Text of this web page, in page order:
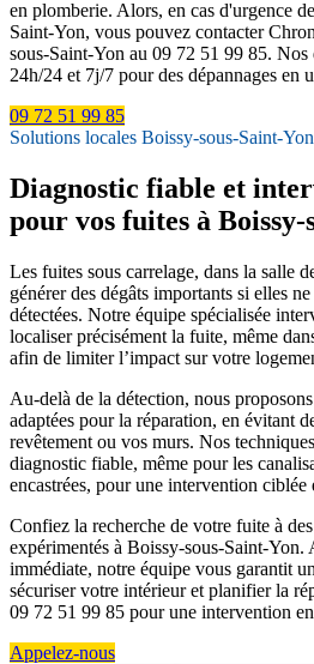
en plomberie. Alors, en cas d'urgence
Saint-Yon, vous pouvez contacter
sous-Saint-Yon au 09 72 51 99 85. Nos
24h/24 et 7j/7 pour des dépannages en
09 72 51 99 85
Solutions locales Boissy-sous-Saint-Yon
Diagnostic fiable et
pour vos fuites à Boissy-
Les fuites sous carrelage, dans la salle
générer des dégâts importants si elles
détectées. Notre équipe spécialisée
localiser précisément la fuite, même
afin de limiter l’impact sur votre
Au-delà de la détection, nous
adaptées pour la réparation, en évitant
revêtement ou vos murs. Nos
diagnostic fiable, même pour les
encastrées, pour une intervention ciblée
Confiez la recherche de votre fuite à
expérimentés à Boissy-sous-Saint-
immédiate, notre équipe vous garantit
sécuriser votre intérieur et planifier la
09 72 51 99 85 pour une intervention
Appelez-nous